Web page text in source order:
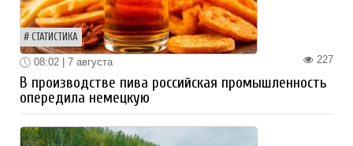
СТАТИСТИКА
227
08:02 | 7 августа
В производстве пива российская промышленность
опередила немецкую